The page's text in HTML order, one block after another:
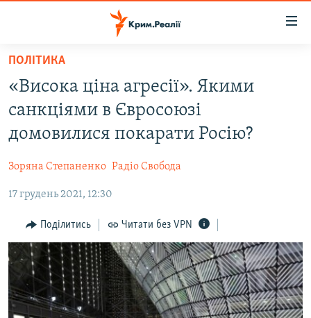
Перейти
основного
матеріалу
до
основної
навігації
Перейти
пошуку
БЛОГИ
ПОГЛЯД
ІНТЕРВ'Ю
ВСЕ ЗА ДЕНЬ
СПЕЦПРОЕКТИ
ДЕПОРТАЦІЯ
ЯК ОБІЙТИ БЛОКУВАННЯ
ПОЛІТИКА
«Висока ціна агресії». Якими
санкціями в Євросоюзі
домовилися покарати Росію?
Зоряна Степаненко Радіо Свобода
17 грудень 2021, 12:30
Поділитись Читати без VPN